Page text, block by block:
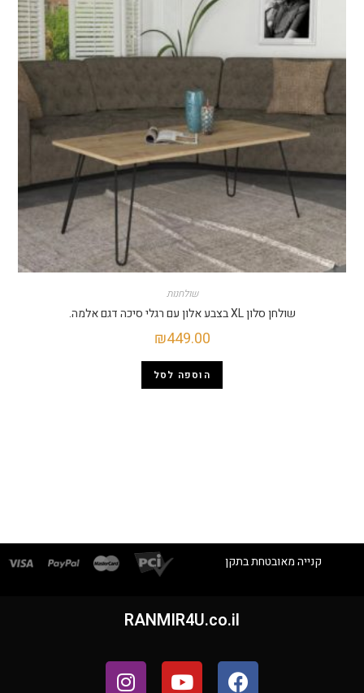
שולחנות
שולחן סלון XL בצבע אלון עם רגלי סיכה דגם אלמה.
₪449.00
הוספה לסל
קנייה מאובטחת בתקן
RANMIR4U.co.il